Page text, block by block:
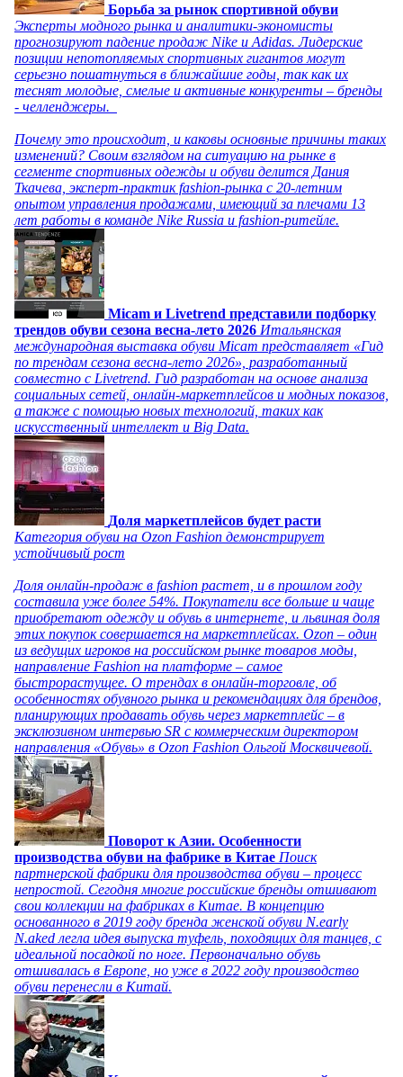
Борьба за рынок спортивной обуви
Эксперты модного рынка и аналитики-экономисты
прогнозируют падение продаж Nike и Adidas. Лидерские
позиции непотопляемых спортивных гигантов могут
серьезно пошатнуться в ближайшие годы, так как их
теснят молодые, смелые и активные конкуренты – бренды
- челленджеры.
Почему это происходит, и каковы основные причины таких
изменений? Своим взглядом на ситуацию на рынке в
сегменте спортивных одежды и обуви делится Дания
Ткачева, эксперт-практик fashion-рынка с 20-летним
опытом управления продажами, имеющий за плечами 13
лет работы в команде Nike Russia и fashion-ритейле.
Micam и Livetrend представили подборку
трендов обуви сезона весна-лето 2026 Итальянская
международная выставка обуви Micam представляет «Гид
по трендам сезона весна-лето 2026», разработанный
совместно с Livetrend. Гид разработан на основе анализа
социальных сетей, онлайн-маркетплейсов и модных показов,
а также с помощью новых технологий, таких как
искусственный интеллект и Big Data.
Доля маркетплейсов будет расти
Категория обуви на Ozon Fashion демонстрирует
устойчивый рост
Доля онлайн-продаж в fashion растет, и в прошлом году
составила уже более 54%. Покупатели все больше и чаще
приобретают одежду и обувь в интернете, и львиная доля
этих покупок совершается на маркетплейсах. Ozon – один
из ведущих игроков на российском рынке товаров моды,
направление Fashion на платформе – самое
быстрорастущее. О трендах в онлайн-торговле, об
особенностях обувного рынка и рекомендациях для брендов,
планирующих продавать обувь через маркетплейс – в
эксклюзивном интервью SR с коммерческим директором
направления «Обувь» в Ozon Fashion Ольгой Москвичевой.
Поворот к Азии. Особенности
производства обуви на фабрике в Китае Поиск
партнерской фабрики для производства обуви – процесс
непростой. Сегодня многие российские бренды отшивают
свои коллекции на фабриках в Китае. В концепцию
основанного в 2019 году бренда женской обуви N.early
N.aked легла идея выпуска туфель, походящих для танцев, с
идеальной посадкой по ноге. Первоначально обувь
отшивалась в Европе, но уже в 2022 году производство
обуви перенесли в Китай.